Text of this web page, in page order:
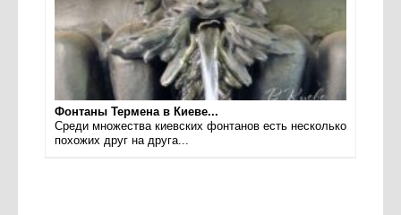
Фонтаны Термена в Киеве...
Среди множества киевских фонтанов есть несколько
похожих друг на друга...